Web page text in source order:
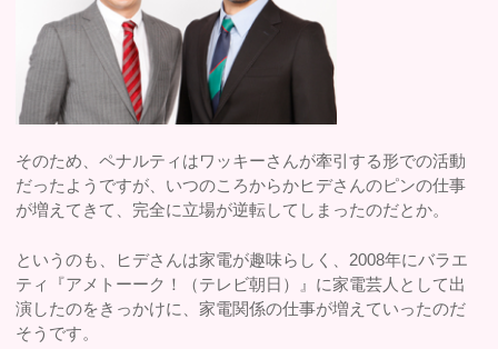
そのため、ペナルティはワッキーさんが牽引する形での活動
だったようですが、いつのころからかヒデさんのピンの仕事
が増えてきて、完全に立場が逆転してしまったのだとか。
というのも、ヒデさんは家電が趣味らしく、2008年にバラエ
ティ『アメトーーク！（テレビ朝日）』に家電芸人として出
演したのをきっかけに、家電関係の仕事が増えていったのだ
そうです。